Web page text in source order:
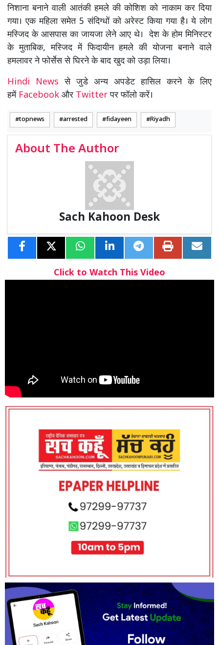
निशाना बनाने वाली आतंकी हमले की कोशिश को नाकाम कर दिया
गया। एक महिला समेत 5 संदिग्धों को अरेस्ट किया गया है। ये लोग
मस्जिद के आसपास का जायजा लेने आए थे। देश के होम मिनिस्टर
के मुताबिक, मस्जिद में फिदायीन हमले की योजना बनाने वाले
हमलावर ने फोर्सेस से घिरने के बाद खुद को उड़ा लिया।
Hindi Newsसे जुडे अन्य अपडेट हासिल करने के लिए
हमें Facebook और Twitterपर फॉलो करें।
topnews arrested fidayeen Riyadh
About The Author
Sach Kahoon Desk
Click to Watch This Video